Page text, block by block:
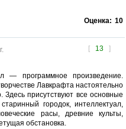
Оценка: 10
[ 13 ]
— программное произведение.
Лавкрафта настоятельно
Здесь присутствуют все основные
городок, интеллектуал,
расы, древние культы,
обстановка.